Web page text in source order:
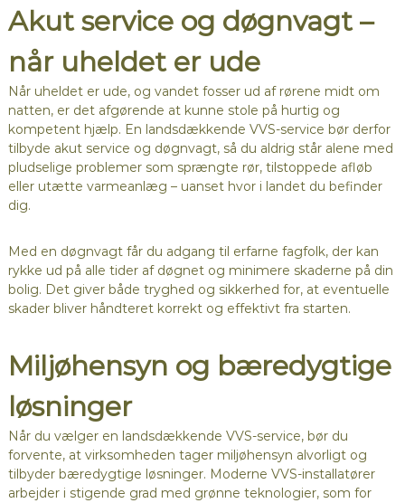
Akut service og døgnvagt –
når uheldet er ude
Når uheldet er ude, og vandet fosser ud af rørene midt om
natten, er det afgørende at kunne stole på hurtig og
kompetent hjælp. En landsdækkende VVS-service bør derfor
tilbyde akut service og døgnvagt, så du aldrig står alene med
pludselige problemer som sprængte rør, tilstoppede afløb
eller utætte varmeanlæg – uanset hvor i landet du befinder
dig.
Med en døgnvagt får du adgang til erfarne fagfolk, der kan
rykke ud på alle tider af døgnet og minimere skaderne på din
bolig. Det giver både tryghed og sikkerhed for, at eventuelle
skader bliver håndteret korrekt og effektivt fra starten.
Miljøhensyn og bæredygtige
løsninger
Når du vælger en landsdækkende VVS-service, bør du
forvente, at virksomheden tager miljøhensyn alvorligt og
tilbyder bæredygtige løsninger. Moderne VVS-installatører
arbejder i stigende grad med grønne teknologier, som for